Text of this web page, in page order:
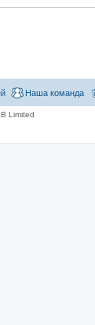
Наша команда
Limited